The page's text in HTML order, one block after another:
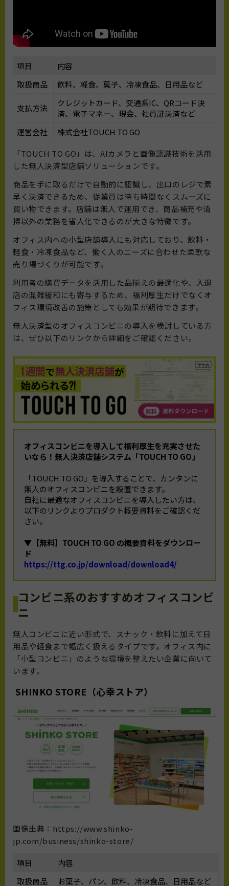
項目
内容
取扱商品
飲料、軽食、菓子、冷凍食品、日用品など
支払方法
クレジットカード、交通系IC、QRコード決
済、電子マネー、現金、社員証決済など
運営会社
株式会社TOUCH TO GO
「TOUCH TO GO」は、AIカメラと画像認識技術を活用
した無人決済型店舗ソリューションです。
商品を手に取るだけで自動的に認識し、出口のレジで素
早く決済できるため、従業員は待ち時間なくスムーズに
買い物できます。店舗は無人で運用でき、商品補充や清
掃以外の業務を省人化できるのが大きな特徴です。
オフィス内への小型店舗導入にも対応しており、飲料・
軽食・冷凍食品など、働く人のニーズに合わせた柔軟な
売り場づくりが可能です。
利用者の購買データを活用した品揃えの最適化や、入退
店の混雑緩和にも寄与するため、福利厚生だけでなくオ
フィス環境改善の施策としても効果が期待できます。
無人決済型のオフィスコンビニの導入を検討している方
は、ぜひ以下のリンクから詳細をご確認ください。
オフィスコンビニを導入して福利厚生を充実させた
いなら！ 無人決済店舗システム「TOUCH TO GO」
「TOUCH TO GO」を導入することで、カンタンに
無人のオフィスコンビニを設置できます。
自社に最適なオフィスコンビニを導入したい方は、
以下のリンクよりプロダクト概要資料をご確認くだ
さい。
▼【無料】TOUCH TO GO の概要資料をダウンロー
ド
https://ttg.co.jp/download/download4/
コンビニ系のおすすめオフィスコンビ
ニ
無人コンビニに近い形式で、スナック・飲料に加えて日
用品や軽食まで幅広く扱えるタイプです。オフィス内に
「小型コンビニ」のような環境を整えたい企業に向いて
います。
SHINKO STORE（心幸ストア）
画像出典：https://www.shinko-
jp.com/business/shinko-store/
項目
内容
取扱商品
お菓子、パン、飲料、冷凍食品、日用品など